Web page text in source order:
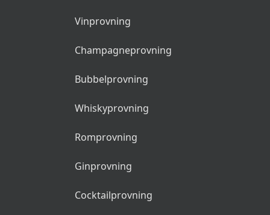
Vinprovning
Champagneprovning
Bubbelprovning
Whiskyprovning
Romprovning
Ginprovning
Cocktailprovning